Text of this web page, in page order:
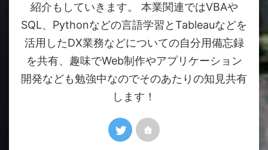
紹介もしていきます。 本業関連ではVBAや
SQL、Pythonなどの言語学習とTableauなどを
活用したDX業務などについての自分用備忘録
を共有、趣味でWeb制作やアプリケーション
開発なども勉強中なのでそのあたりの知見共有
します！